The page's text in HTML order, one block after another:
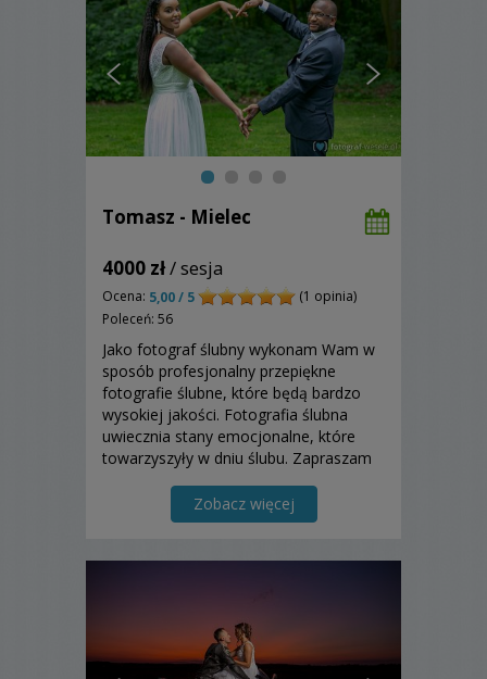
Tomasz - Mielec
4000 zł/ sesja
Ocena: 5,00 / 5
(1 opinia)
Poleceń: 56
Jako fotograf ślubny wykonam Wam w
sposób profesjonalny przepiękne
fotografie ślubne, które będą bardzo
wysokiej jakości. Fotografia ślubna
uwiecznia stany emocjonalne, które
towarzyszyły w dniu ślubu. Zapraszam
Zobacz więcej